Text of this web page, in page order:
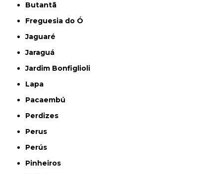
Butantã
Freguesia do Ó
Jaguaré
Jaraguá
Jardim Bonfiglioli
Lapa
Pacaembú
Perdizes
Perus
Perús
Pinheiros